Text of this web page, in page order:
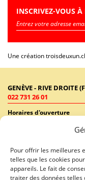
Pour offrir les meilleures
telles que les cookies
appareils. Le fait de
traiter des données telles
INSCRIVEZ-VOUS À
Une création
GENÈVE - RIVE DROITE
022 731 26 01
Horaires d'ouverture
GENÈVE - RIVE GAUCHE
022 731 26 46
Horaires d'ouverture